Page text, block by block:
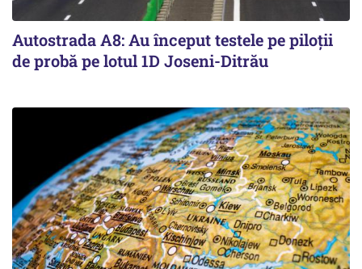
Autostrada A8: Au început testele pe piloții
de probă pe lotul 1D Joseni-Ditrău